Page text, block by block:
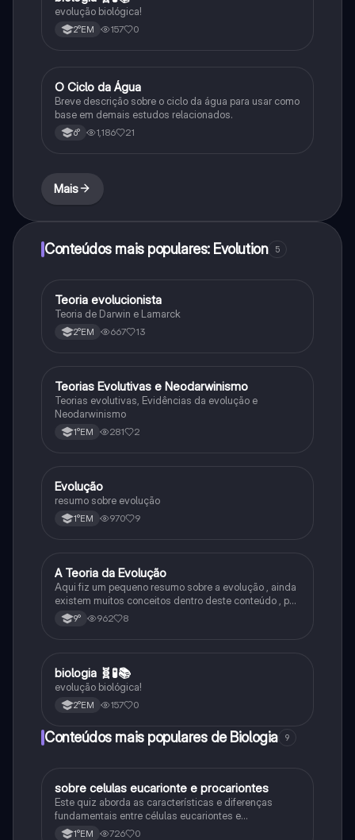
evolução biológica!
2°EM 157 0
Química
O Ciclo da Água
Breve descrição sobre o ciclo da água para usar como
base em demais estudos relacionados.
6° 1,186 21
Mais
Conteúdos mais populares: Evolution 5
Biologia
Teoria evolucionista
Teoria de Darwin e Lamarck
2°EM 667 13
Biologia
Teorias Evolutivas e Neodarwinismo
Teorias evolutivas, Evidências da evolução e
Neodarwinismo
1°EM 281 2
Biologia
Evolução
resumo sobre evolução
1°EM 970 9
Biologia
A Teoria da Evolução
Aqui fiz um pequeno resumo sobre a evolução , ainda
existem muitos conceitos dentro deste conteúdo , por
isso sempre é bom procurar por mais fontes e
algumas questões para se resolver e fixar melhor.
9° 962 8
Biologia
biologia 🧬🧪📚
evolução biológica!
2°EM 157 0
Conteúdos mais populares de Biologia 9
Biologia
sobre celulas eucarionte e procariontes
Este quiz aborda as características e diferenças
fundamentais entre células eucariontes e
procariontes.
1°EM 726 0